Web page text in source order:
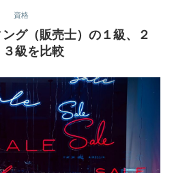
資格
グ（販売士）の１級、２
級を比較